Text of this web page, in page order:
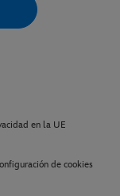
en la UE
de cookies